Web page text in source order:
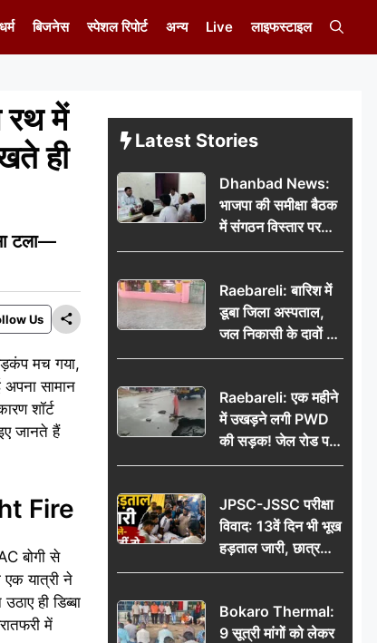
धर्म बिजनेस स्पेशल रिपोर्ट अन्य Live लाइफस्टाइल
रथ में
ही
टला—
Us
मच गया,
सामान
शॉर्ट
जानते हैं
Fire
बोगी से
यात्री ने
ही डिब्बा
में
Latest Stories
Dhanbad News:
भाजपा की समीक्षा बैठक
में संगठन विस्तार पर
मंथन, बीडीओ से
जनसमस्याओं का विवरण
Raebareli: बारिश में
डूबा जिला अस्पताल,
जल निकासी के दावों की
खुली पोल
Raebareli: एक महीने
में उखड़ने लगी PWD
की सड़क! जेल रोड पर
गड्ढे ने खोली निर्माण
की उठी मांग
JPSC-JSSC परीक्षा
विवाद: 13वें दिन भी भूख
हड़ताल जारी, छात्र
बोले- जांच नहीं तो
Bokaro Thermal:
9 सूत्री मांगों को लेकर